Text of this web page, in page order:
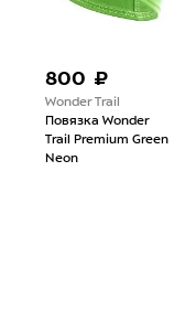
800 ₽
Wonder Trail
Повязка Wonder
Trail Premium Green
Neon